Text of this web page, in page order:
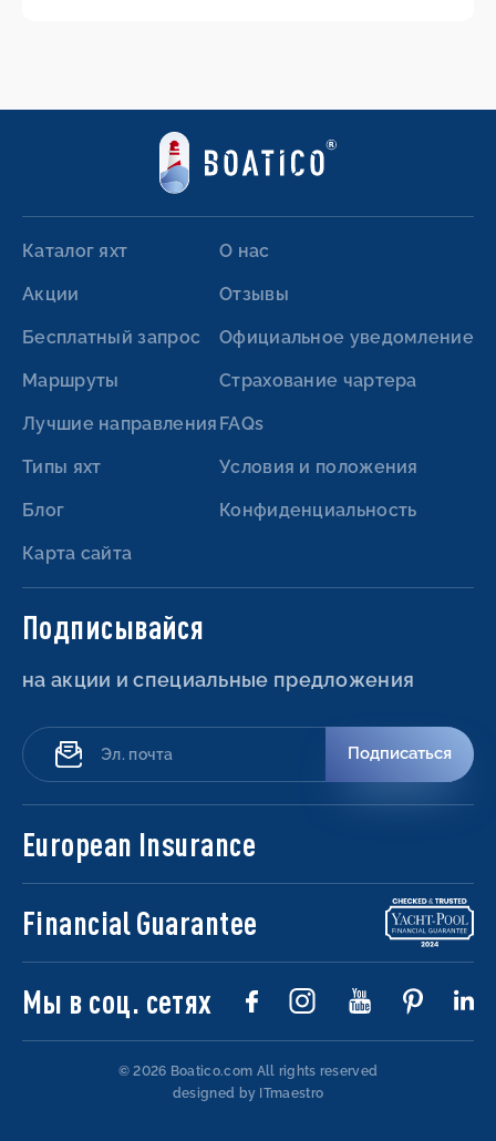
Каталог яхт
Акции
Бесплатный запрос
Маршруты
Лучшие направления
Типы яхт
Блог
Карта сайта
О нас
Отзывы
Официальное уведомление
Страхование чартера
FAQs
Условия и положения
Конфиденциальность
Подписывайся
на акции и специальные предложения
Подписаться
European Insurance
Financial Guarantee
Мы в соц. сетях
© 2026 Boatico.com All rights reserved
designed by ITmaestro